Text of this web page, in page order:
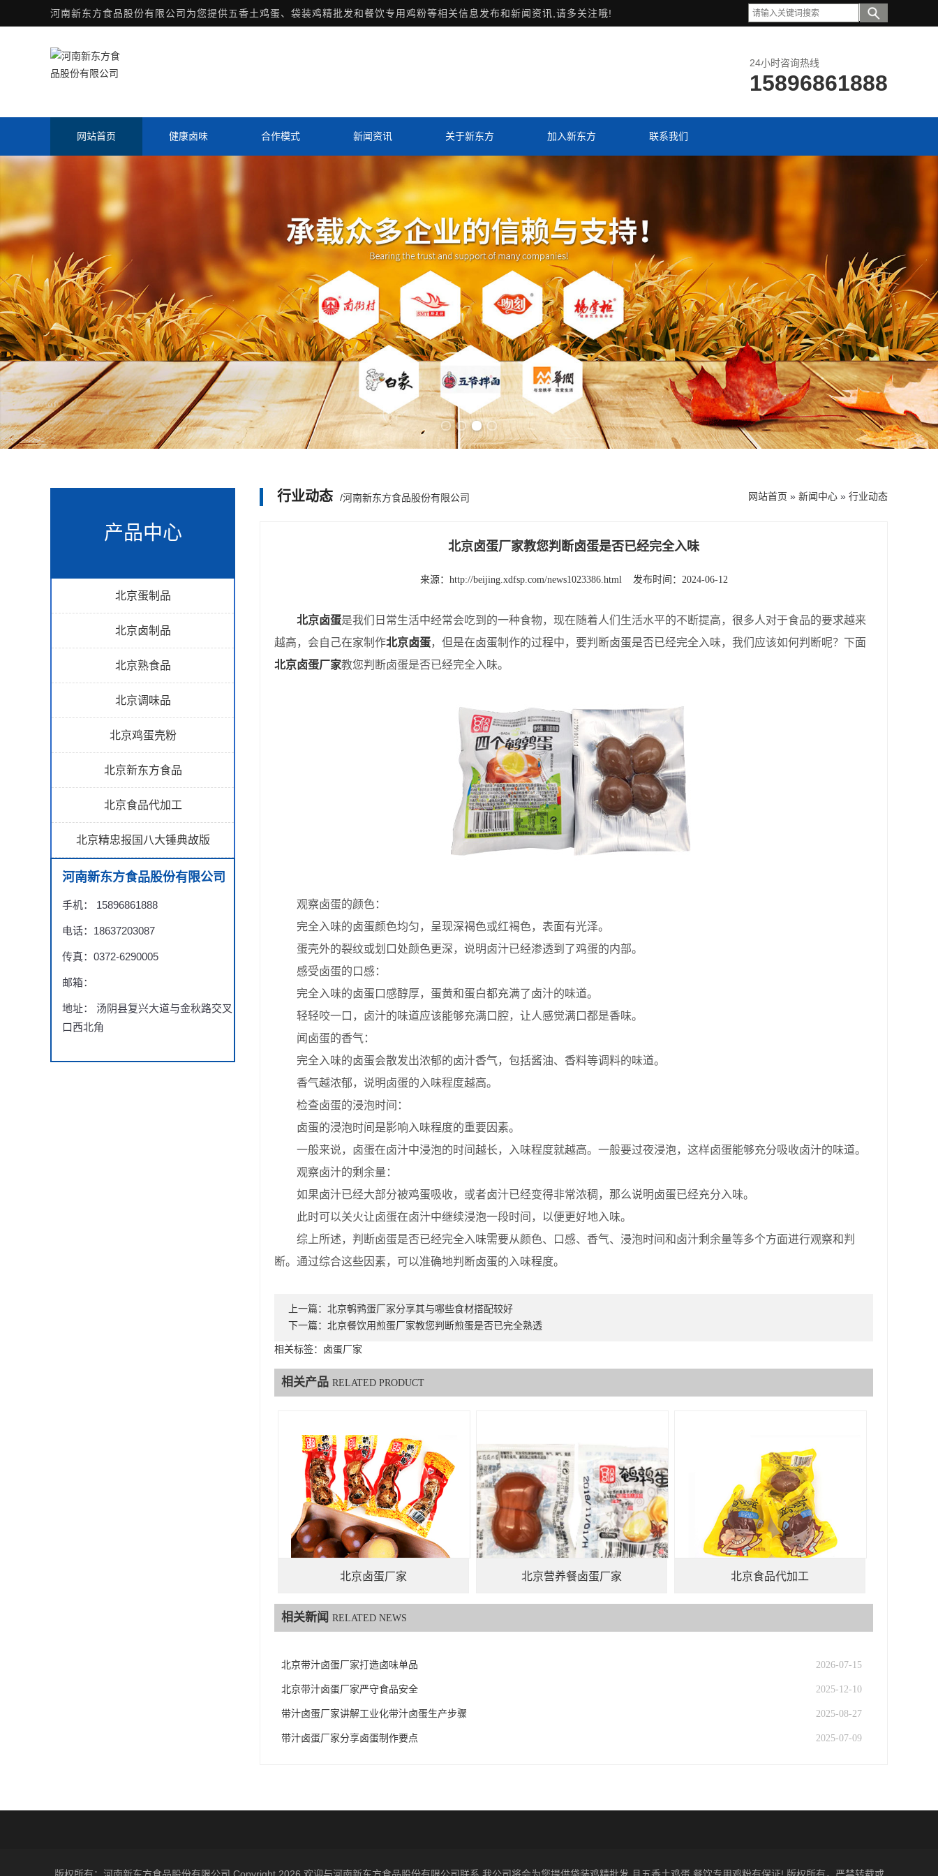
河南新东方食品股份有限公司为您提供五香土鸡蛋、袋装鸡精批发和餐饮专用鸡粉等相关信息发布和新闻资讯,请多关注哦!
24小时咨询热线
15896861888
网站首页 健康卤味 合作模式 新闻资讯 关于新东方 加入新东方 联系我们
产品中心
北京蛋制品
北京卤制品
北京熟食品
北京调味品
北京鸡蛋壳粉
北京新东方食品
北京食品代加工
北京精忠报国八大锤典故版
河南新东方食品股份有限公司
手机： 15896861888
电话：18637203087
传真：0372-6290005
邮箱：
地址： 汤阴县复兴大道与金秋路交叉
口西北角
行业动态 /河南新东方食品股份有限公司 网站首页 » 新闻中心 » 行业动态
北京卤蛋厂家教您判断卤蛋是否已经完全入味
来源： http://beijing.xdfsp.com/news1023386.html 发布时间：2024-06-12
北京卤蛋是我们日常生活中经常会吃到的一种食物，现在随着人们生活水平的不断提高，很多人对于食品的要求越来
越高，会自己在家制作北京卤蛋，但是在卤蛋制作的过程中，要判断卤蛋是否已经完全入味，我们应该如何判断呢？下面
北京卤蛋厂家教您判断卤蛋是否已经完全入味。
观察卤蛋的颜色：
完全入味的卤蛋颜色均匀，呈现深褐色或红褐色，表面有光泽。
蛋壳外的裂纹或划口处颜色更深，说明卤汁已经渗透到了鸡蛋的内部。
感受卤蛋的口感：
完全入味的卤蛋口感醇厚，蛋黄和蛋白都充满了卤汁的味道。
轻轻咬一口，卤汁的味道应该能够充满口腔，让人感觉满口都是香味。
闻卤蛋的香气：
完全入味的卤蛋会散发出浓郁的卤汁香气，包括酱油、香料等调料的味道。
香气越浓郁，说明卤蛋的入味程度越高。
检查卤蛋的浸泡时间：
卤蛋的浸泡时间是影响入味程度的重要因素。
一般来说，卤蛋在卤汁中浸泡的时间越长，入味程度就越高。一般要过夜浸泡，这样卤蛋能够充分吸收卤汁的味道。
观察卤汁的剩余量：
如果卤汁已经大部分被鸡蛋吸收，或者卤汁已经变得非常浓稠，那么说明卤蛋已经充分入味。
此时可以关火让卤蛋在卤汁中继续浸泡一段时间，以便更好地入味。
综上所述，判断卤蛋是否已经完全入味需要从颜色、口感、香气、浸泡时间和卤汁剩余量等多个方面进行观察和判
断。通过综合这些因素，可以准确地判断卤蛋的入味程度。
上一篇： 北京鹌鹑蛋厂家分享其与哪些食材搭配较好
下一篇： 北京餐饮用煎蛋厂家教您判断煎蛋是否已完全熟透
相关标签：卤蛋厂家
相关产品 RELATED PRODUCT
北京卤蛋厂家 北京营养餐卤蛋厂家 北京食品代加工
相关新闻 RELATED NEWS
北京带汁卤蛋厂家打造卤味单品 2026-07-15
北京带汁卤蛋厂家严守食品安全 2025-12-10
带汁卤蛋厂家讲解工业化带汁卤蛋生产步骤 2025-08-27
带汁卤蛋厂家分享卤蛋制作要点 2025-07-09